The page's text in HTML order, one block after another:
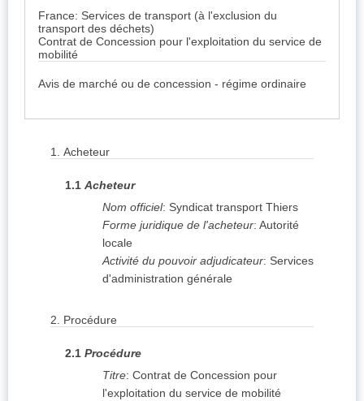
France: Services de transport (à l'exclusion du
transport des déchets)
Contrat de Concession pour l'exploitation du service de
mobilité
Avis de marché ou de concession - régime ordinaire
1. Acheteur
1.1 Acheteur
Nom officiel: Syndicat transport Thiers
Forme juridique de l'acheteur: Autorité
locale
Activité du pouvoir adjudicateur: Services
d'administration générale
2. Procédure
2.1 Procédure
Titre: Contrat de Concession pour
l'exploitation du service de mobilité